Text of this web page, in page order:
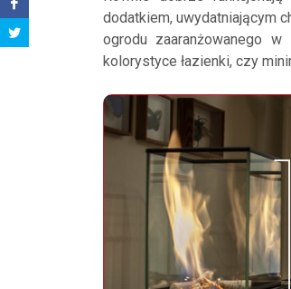
dodatkiem, uwydatniającym
ogrodu zaaranżowanego
kolorystyce łazienki, czy